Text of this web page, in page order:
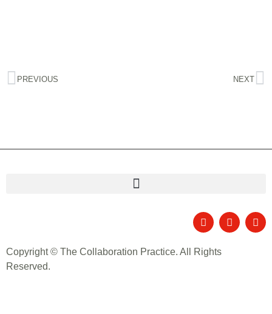
PREVIOUS NEXT
Copyright © The Collaboration Practice. All Rights
Reserved.